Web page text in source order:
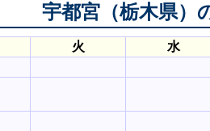
宇都宮（栃木県）
火 水